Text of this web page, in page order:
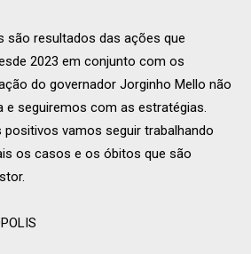
são resultados das ações que
2023 em conjunto com os
do governador Jorginho Mello não
e seguiremos com as estratégias.
vamos seguir trabalhando
os casos e os óbitos que são